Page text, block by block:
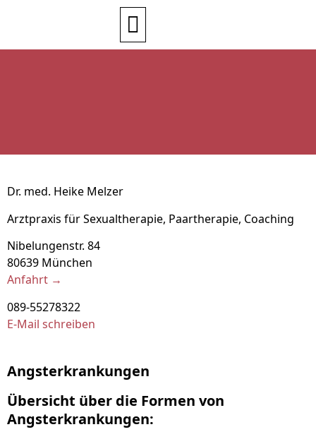
Angsterkrankungen
Übersicht über die Formen von
Angsterkrankungen:
Dr. med. Heike Melzer
Arztpraxis für Sexualtherapie, Paartherapie, Coaching
Nibelungenstr. 84
80639 München
Anfahrt →
089-55278322
E-Mail schreiben